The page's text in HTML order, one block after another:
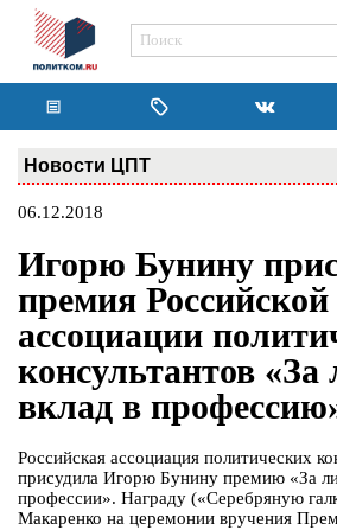
Новости ЦПТ
06.12.2018
Игорю Бунину
премия Российской
ассоциации
консультантов
вклад в
Российская ассоциация политических
присудила Игорю Бунину премию «За
профессии». Награду («Серебряную
Макаренко на церемонии вручения